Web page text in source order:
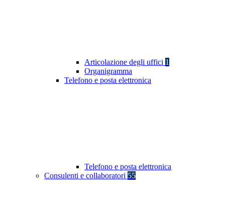
Articolazione degli uffici 1
Organigramma
Telefono e posta elettronica
Telefono e posta elettronica
Consulenti e collaboratori 55